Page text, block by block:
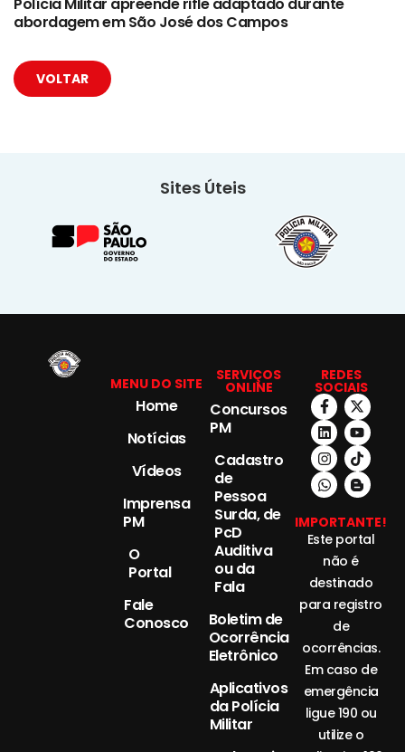
abordagem em São José dos Campos
VOLTAR
Sites Úteis
MENU DO SITE
Home
Notícias
Vídeos
Imprensa
PM
O
Portal
Fale
Conosco
SERVIÇOS
ONLINE
Concursos
PM
Cadastro
de
Pessoa
Surda, de
PcD
Auditiva
ou da
Fala
Boletim de
Ocorrência
Eletrônico
Aplicativos
da Polícia
Militar
REDES
SOCIAIS
IMPORTANTE!
Este portal
não é
destinado
para registro
de
ocorrências.
Em caso de
emergência
ligue 190 ou
utilize o